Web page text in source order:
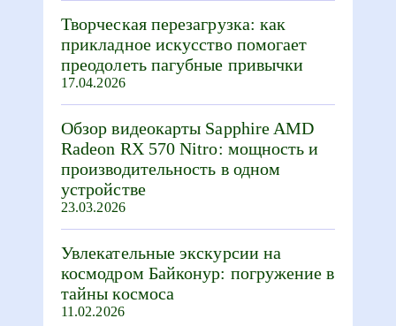
Творческая перезагрузка: как
прикладное искусство помогает
преодолеть пагубные привычки
17.04.2026
Обзор видеокарты Sapphire AMD
Radeon RX 570 Nitro: мощность и
производительность в одном
устройстве
23.03.2026
Увлекательные экскурсии на
космодром Байконур: погружение в
тайны космоса
11.02.2026